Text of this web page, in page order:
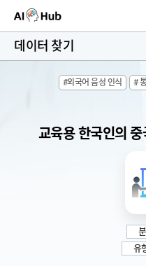
AI-Hub
AI 데이터찾기
데이터 찾기
#외국어 음성 인식 #
교육용 한국인의 중
유